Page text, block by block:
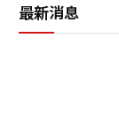
最新消息